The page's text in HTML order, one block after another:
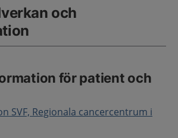
och
för patient och
SVF, Regionala cancercentrum i